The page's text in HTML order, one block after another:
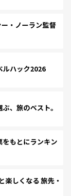
・ノーラン監督
ハック2026
、旅のベスト。
もとにランキン
しくなる 旅先・